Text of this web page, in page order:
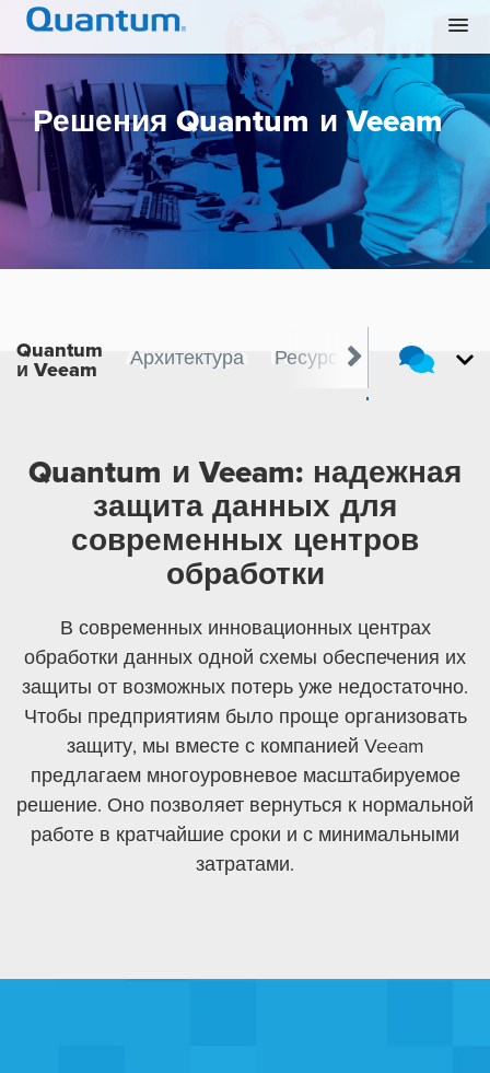
Решения Quantum и Veeam
Quantum
и Veeam
Видео Архитектура Ресурсы Контакты
Quantum и Veeam: надежная
защита данных для
современных центров
обработки
В современных инновационных центрах
обработки данных одной схемы обеспечения их
защиты от возможных потерь уже недостаточно.
Чтобы предприятиям было проще организовать
защиту, мы вместе с компанией Veeam
предлагаем многоуровневое масштабируемое
решение. Оно позволяет вернуться к нормальной
работе в кратчайшие сроки и с минимальными
затратами.